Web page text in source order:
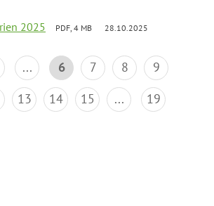
2025 PDF, 4 MB 28.10.2025
... 6 7 8
9
13 14 15 ... 19